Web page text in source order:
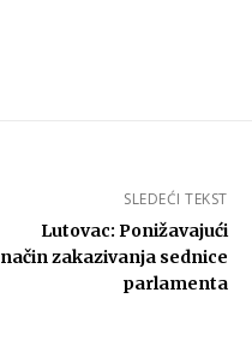
SLEDEĆI TEKST
Lutovac: Ponižavajući
način zakazivanja sednice
parlamenta